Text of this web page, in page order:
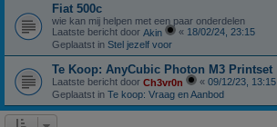
Fiat 500c
wie kan mij helpen met een paar onderdelen
Laatste bericht door Akin « 18/02/24, 23:15
Geplaatst in Stel jezelf voor
Te Koop: AnyCubic Photon M3 Printset
Laatste bericht door Ch3vr0n « 09/12/23, 13:15
Geplaatst in Te koop: Vraag en Aanbod